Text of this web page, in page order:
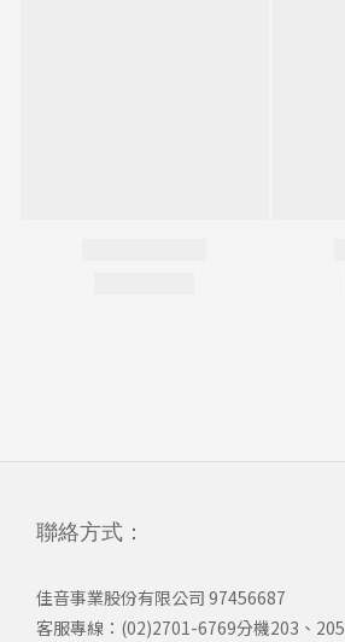
聯絡方式：
佳音事業股份有限公司 97456687
客服專線：(02)2701-6769分機203、205